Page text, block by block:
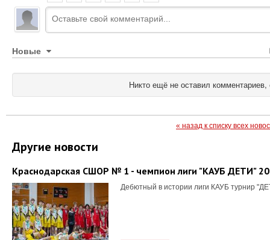
Новые
Никто ещё не оставил комментариев,
« назад к списку всех
Другие новости
Краснодарская СШОР № 1 - чемпион лиги "КАУБ ДЕТИ"
Дебютный в истории лиги КАУБ турнир